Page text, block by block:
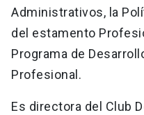
Administrativos, la
del estamento
Programa de
Profesional.
Es directora del Club